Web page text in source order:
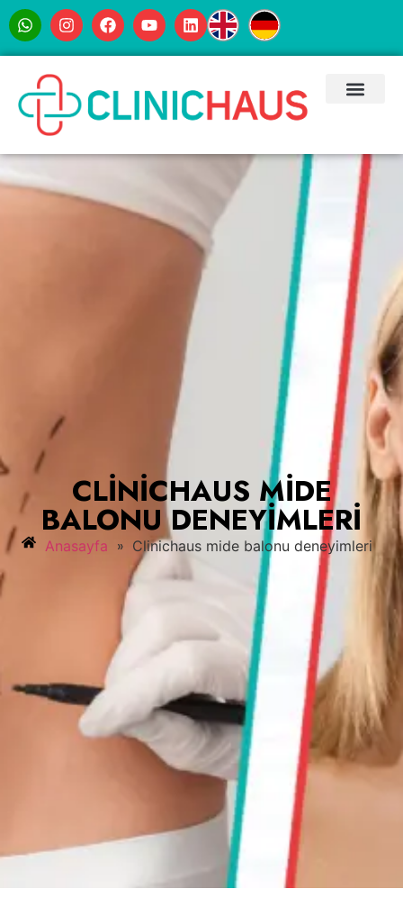
CLINICHAUS MIDE
BALONU DENEYIMLERI
Anasayfa » Clinichaus mide balonu deneyimleri